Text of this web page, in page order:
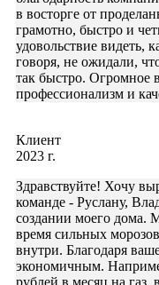
в восторге от
грамотно, быстро и
удовольствие видеть,
говоря, не ожидали,
так быстро. Огромное
профессионализм и
Клиент
2023 г.
Здравствуйте! Хочу
команде - Руслану,
создании моего дома.
время сильных
внутри. Благодаря
экономичным.
рублей в месяц на газ,